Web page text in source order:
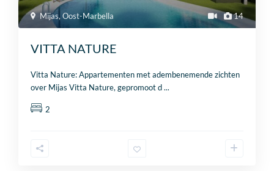
14
Mijas,Oost-Marbella
VITTA NATURE
Vitta Nature: Appartementen met adembenemende zichten
over Mijas Vitta Nature, gepromoot d...
2